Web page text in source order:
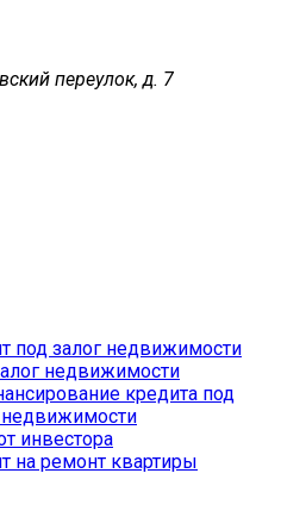
переулок, д. 7
под залог недвижимости
недвижимости
кредита под
недвижимости
инвестора
на ремонт квартиры